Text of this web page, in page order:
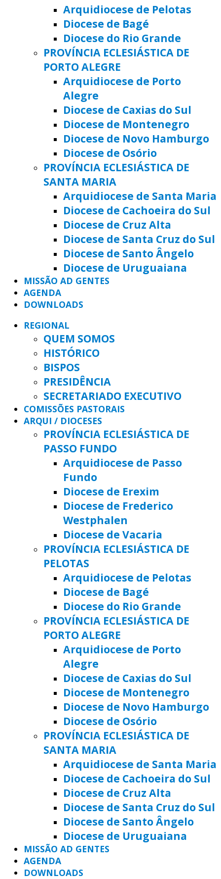
Arquidiocese de Pelotas
Diocese de Bagé
Diocese do Rio Grande
PROVÍNCIA ECLESIÁSTICA DE
PORTO ALEGRE
Arquidiocese de Porto
Alegre
Diocese de Caxias do Sul
Diocese de Montenegro
Diocese de Novo Hamburgo
Diocese de Osório
PROVÍNCIA ECLESIÁSTICA DE
SANTA MARIA
Arquidiocese de Santa Maria
Diocese de Cachoeira do Sul
Diocese de Cruz Alta
Diocese de Santa Cruz do Sul
Diocese de Santo Ângelo
Diocese de Uruguaiana
MISSÃO AD GENTES
AGENDA
DOWNLOADS
REGIONAL
QUEM SOMOS
HISTÓRICO
BISPOS
PRESIDÊNCIA
SECRETARIADO EXECUTIVO
COMISSÕES PASTORAIS
ARQUI / DIOCESES
PROVÍNCIA ECLESIÁSTICA DE
PASSO FUNDO
Arquidiocese de Passo
Fundo
Diocese de Erexim
Diocese de Frederico
Westphalen
Diocese de Vacaria
PROVÍNCIA ECLESIÁSTICA DE
PELOTAS
Arquidiocese de Pelotas
Diocese de Bagé
Diocese do Rio Grande
PROVÍNCIA ECLESIÁSTICA DE
PORTO ALEGRE
Arquidiocese de Porto
Alegre
Diocese de Caxias do Sul
Diocese de Montenegro
Diocese de Novo Hamburgo
Diocese de Osório
PROVÍNCIA ECLESIÁSTICA DE
SANTA MARIA
Arquidiocese de Santa Maria
Diocese de Cachoeira do Sul
Diocese de Cruz Alta
Diocese de Santa Cruz do Sul
Diocese de Santo Ângelo
Diocese de Uruguaiana
MISSÃO AD GENTES
AGENDA
DOWNLOADS